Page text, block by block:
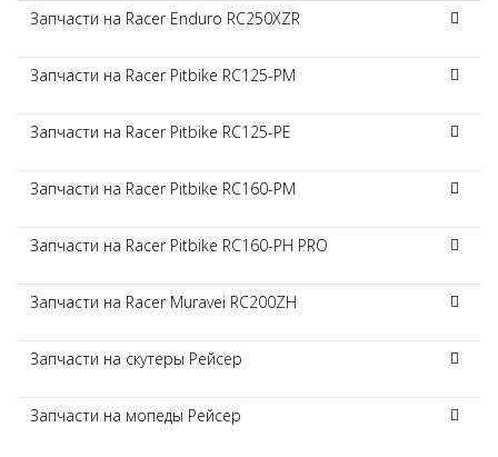
Запчасти на Racer Enduro RC250XZR
Запчасти на Racer Pitbike RC125-PM
Запчасти на Racer Pitbike RC125-PE
Запчасти на Racer Pitbike RC160-PM
Запчасти на Racer Pitbike RC160-PH PRO
Запчасти на Racer Muravei RC200ZH
Запчасти на скутеры Рейсер
Запчасти на мопеды Рейсер